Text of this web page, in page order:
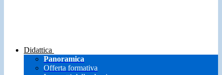
Didattica
Panoramica
Offerta formativa